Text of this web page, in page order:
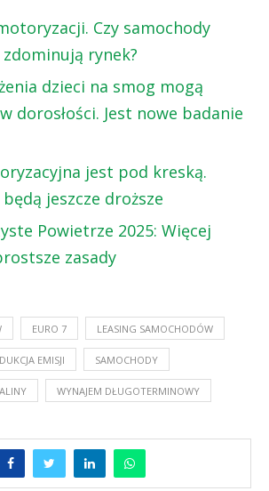
Czy samochody
rynek?
dzieci na smog mogą
dorosłości. Jest nowe badanie
jest pod kreską.
jeszcze droższe
Powietrze 2025: Więcej
zasady
EURO 7 LEASING SAMOCHODÓW
EMISJI SAMOCHODY
WYNAJEM DŁUGOTERMINOWY